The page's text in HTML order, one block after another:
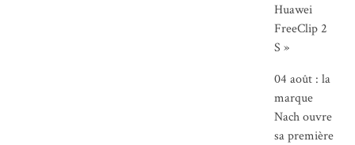
Huawei
FreeClip 2
S »
04 août : la
marque
Nach ouvre
sa première